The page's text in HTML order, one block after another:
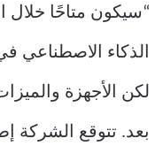
“سيكون متاحًا خلال
الذكاء الاصطناعي في
لكن الأجهزة